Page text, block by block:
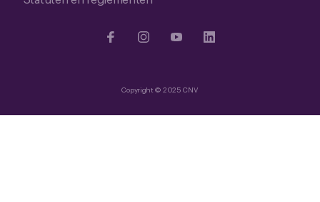
Copyright © 2025 CNV